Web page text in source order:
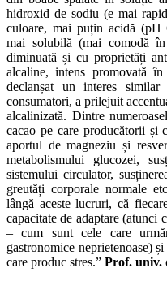
hidroxid de sodiu (e mai
culoare, mai puțin acidă
mai solubilă (mai comodă
diminuată și cu proprietăți
alcaline, intens promovată
declanșat un interes
consumatori, a prilejuit
alcalinizată. Dintre
cacao pe care producătorii și
aportul de magneziu și
metabolismului glucozei,
sistemului circulator,
greutăți corporale normale
lângă aceste lucruri, că
capacitate de adaptare (atunci
– cum sunt cele care
gastronomice neprietenoase)
care produc stres.” Prof. univ.